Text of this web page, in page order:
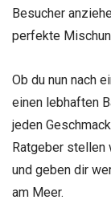
Besucher
perfekte
Ob du nun nach
einen lebhaften
jeden
Ratgeber stellen
und geben dir
am Meer.